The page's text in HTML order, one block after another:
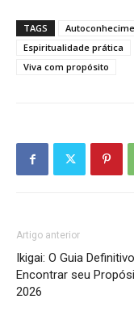
TAGS
Espiritualidade prática
Viva com propósito
Artigo anterior
Ikigai: O Guia
Encontrar seu
2026